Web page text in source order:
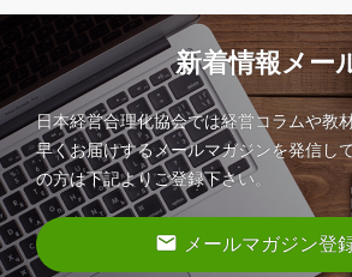
新着情報メー
日本経営合理化協会では経営コラムや教
早くお届けするメールマガジンを発信し
の方は下記よりご登録下さい。
email メールマガジン登